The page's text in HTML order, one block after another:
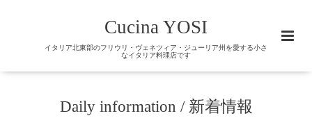
Cucina YOSI
イタリア北東部のフリウリ・ヴェネツィア・ジューリア州を愛する小さ
なイタリア料理店です
Daily information / 新着情報